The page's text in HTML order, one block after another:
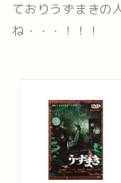
ておりうずまきの
ね・・・！！！